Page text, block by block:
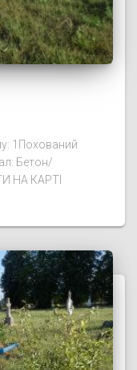
1Похований
Бетон/
НА КАРТІ